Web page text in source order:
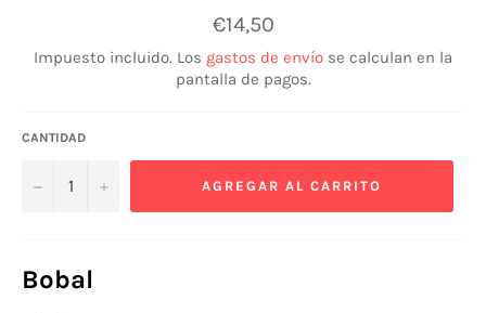
Precio
habitual
€14,50
Impuesto incluido. Los gastos de envío se calculan en la
pantalla de pagos.
CANTIDAD
− + AGREGAR AL CARRITO
Bobal